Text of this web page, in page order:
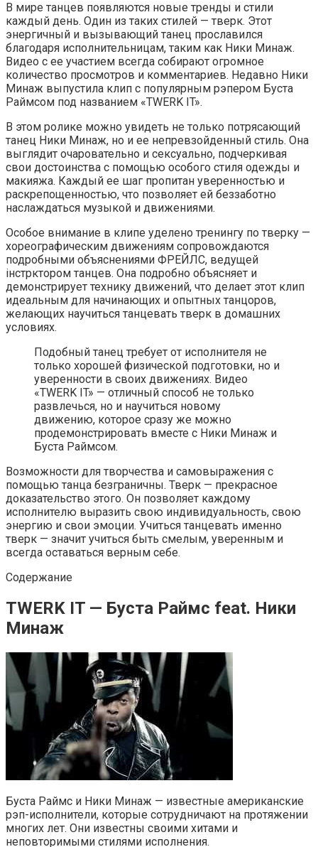
В мире танцев появляются новые тренды и стили
каждый день. Один из таких стилей — тверк. Этот
энергичный и вызывающий танец прославился
благодаря исполнительницам, таким как Ники Минаж.
Видео с ее участием всегда собирают огромное
количество просмотров и комментариев. Недавно Ники
Минаж выпустила клип с популярным рэпером Буста
Раймсом под названием «TWERK IT».
В этом ролике можно увидеть не только потрясающий
танец Ники Минаж, но и ее непревзойденный стиль. Она
выглядит очаровательно и сексуально, подчеркивая
свои достоинства с помощью особого стиля одежды и
макияжа. Каждый ее шаг пропитан уверенностью и
раскрепощенностью, что позволяет ей беззаботно
наслаждаться музыкой и движениями.
Особое внимание в клипе уделено тренингу по тверку —
хореографическим движениям сопровождаются
подробными объяснениями ФРЕЙЛС, ведущей
інстрктором танцев. Она подробно объясняет и
демонстрирует технику движений, что делает этот клип
идеальным для начинающих и опытных танцоров,
желающих научиться танцевать тверк в домашних
условиях.
Подобный танец требует от исполнителя не
только хорошей физической подготовки, но и
уверенности в своих движениях. Видео
«TWERK IT» — отличный способ не только
развлечься, но и научиться новому
движению, которое сразу же можно
продемонстрировать вместе с Ники Минаж и
Буста Раймсом.
Возможности для творчества и самовыражения с
помощью танца безграничны. Тверк — прекрасное
доказательство этого. Он позволяет каждому
исполнителю выразить свою индивидуальность, свою
энергию и свои эмоции. Учиться танцевать именно
тверк — значит учиться быть смелым, уверенным и
всегда оставаться верным себе.
Содержание
TWERK IT — Буста Раймс feat. Ники
Минаж
Буста Раймс и Ники Минаж — известные американские
рэп-исполнители, которые сотрудничают на протяжении
многих лет. Они известны своими хитами и
неповторимыми стилями исполнения.